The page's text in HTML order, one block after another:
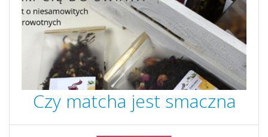
Czy matcha jest smaczna